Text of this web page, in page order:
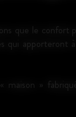
que le confort
qui apporteront
»